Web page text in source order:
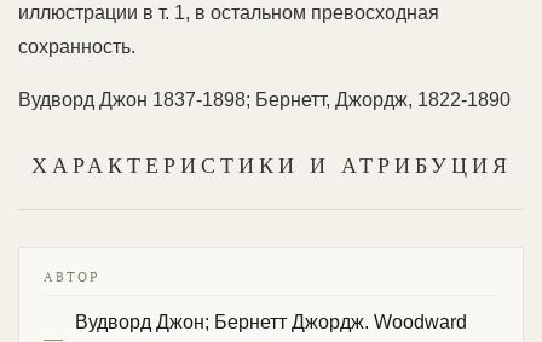
иллюстрации в т. 1, в остальном превосходная
сохранность.
Вудворд Джон 1837-1898; Бернетт, Джордж, 1822-1890
ХАРАКТЕРИСТИКИ И АТРИБУЦИЯ
АВТОР
Вудворд Джон; Бернетт Джордж. Woodward